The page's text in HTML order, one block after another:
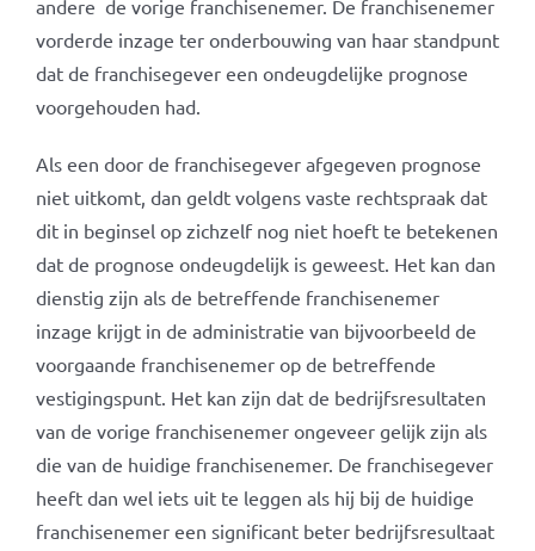
andere de vorige franchisenemer. De franchisenemer
vorderde inzage ter onderbouwing van haar standpunt
dat de franchisegever een ondeugdelijke prognose
voorgehouden had.
Als een door de franchisegever afgegeven prognose
niet uitkomt, dan geldt volgens vaste rechtspraak dat
dit in beginsel op zichzelf nog niet hoeft te betekenen
dat de prognose ondeugdelijk is geweest. Het kan dan
dienstig zijn als de betreffende franchisenemer
inzage krijgt in de administratie van bijvoorbeeld de
voorgaande franchisenemer op de betreffende
vestigingspunt. Het kan zijn dat de bedrijfsresultaten
van de vorige franchisenemer ongeveer gelijk zijn als
die van de huidige franchisenemer. De franchisegever
heeft dan wel iets uit te leggen als hij bij de huidige
franchisenemer een significant beter bedrijfsresultaat